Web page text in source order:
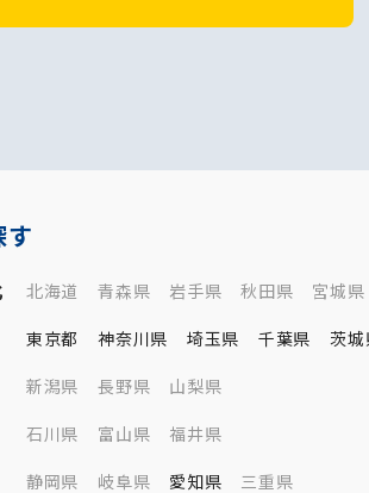
す
北海道 青森県 岩手県 秋田県 宮城県
東京都 神奈川県 埼玉県 千葉県 茨城
新潟県 長野県 山梨県
石川県 富山県 福井県
静岡県 岐阜県 愛知県 三重県